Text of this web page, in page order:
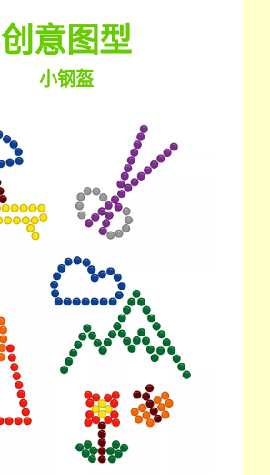
创意图型
小钢盔